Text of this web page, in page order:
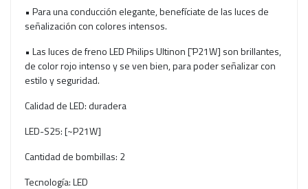
• Para una conducción elegante, benefíciate de las luces de
señalización con colores intensos.
• Las luces de freno LED Philips Ultinon [˜P21W] son brillantes,
de color rojo intenso y se ven bien, para poder señalizar con
estilo y seguridad.
Calidad de LED: duradera
LED-S25: [~P21W]
Cantidad de bombillas: 2
Tecnología: LED